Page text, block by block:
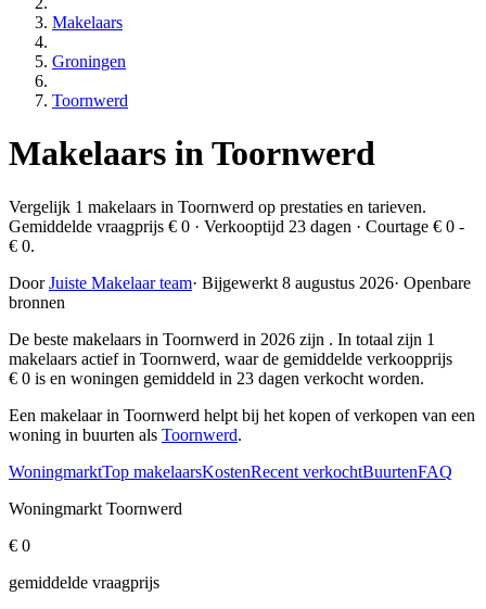
Makelaars
Groningen
Toornwerd
Makelaars in Toornwerd
Vergelijk 1 makelaars in Toornwerd op prestaties en tarieven.
Gemiddelde vraagprijs € 0 · Verkooptijd 23 dagen · Courtage € 0 -
€ 0.
DoorJuiste Makelaar team· Bijgewerkt 8 augustus 2026· Openbare
bronnen
De beste makelaars in Toornwerd in 2026 zijn . In totaal zijn 1
makelaars actief in Toornwerd, waar de gemiddelde verkoopprijs
€ 0 is en woningen gemiddeld in 23 dagen verkocht worden.
Een makelaar in Toornwerd helpt bij het kopen of verkopen van een
woning in buurten als Toornwerd.
WoningmarktTop makelaarsKostenRecent verkochtBuurtenFAQ
Woningmarkt Toornwerd
€ 0
gemiddelde vraagprijs